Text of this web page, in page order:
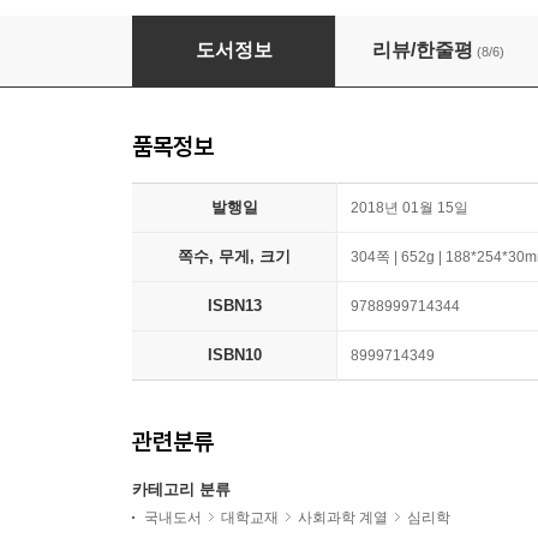
주의력 영역
도서정보 리뷰/한줄평 (8/6)
품목정보
발행일 2018년 01월 15일
쪽수, 무게, 크기 304쪽 | 652g |
ISBN13 9788999714344
ISBN10 8999714349
관련분류
카테고리 분류
국내도서 대학교재 사회과학 계열 심리학